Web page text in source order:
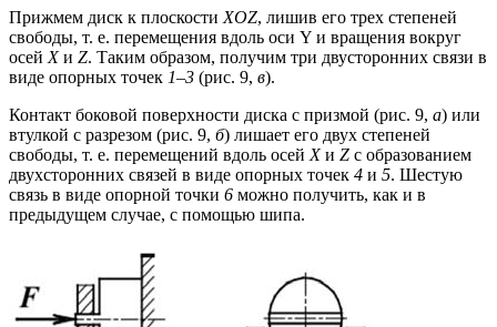
Прижмем диск к плоскости XOZ, лишив его трех степеней
свободы, т. е. перемещения вдоль оси Y и вращения вокруг
осей Xи Z. Таким образом, получим три двусторонних связи в
виде опорных точек 1–3 (рис. 9, в).
Контакт боковой поверхности диска с призмой (рис. 9, а) или
втулкой с разрезом (рис. 9, б) лишает его двух степеней
свободы, т. е. перемещений вдоль осей Xи Z с образованием
двухсторонних связей в виде опорных точек 4 и 5. Шестую
связь в виде опорной точки 6 можно получить, как и в
предыдущем случае, с помощью шипа.